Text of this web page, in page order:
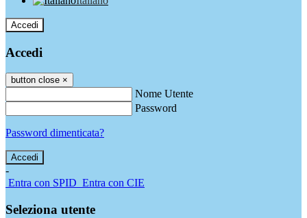
Accedi
Accedi
button close ×
Nome Utente
Password
Password dimenticata?
-
Entra con SPID Entra con CIE
Seleziona utente